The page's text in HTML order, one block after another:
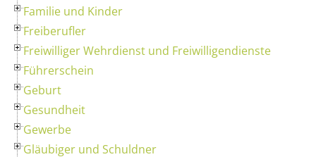
Familie und Kinder
Freiberufler
Freiwilliger Wehrdienst und Freiwilligendienste
Führerschein
Geburt
Gesundheit
Gewerbe
Gläubiger und Schuldner